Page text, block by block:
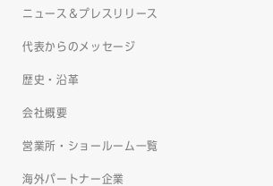
ニュース＆プレスリリース
代表からのメッセージ
歴史・沿革
会社概要
営業所・ショールーム一覧
海外パートナー企業